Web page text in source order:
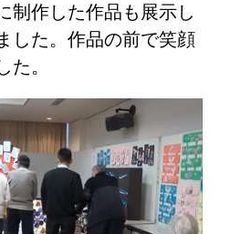
制作した作品も展示し
した。作品の前で笑顔
た。